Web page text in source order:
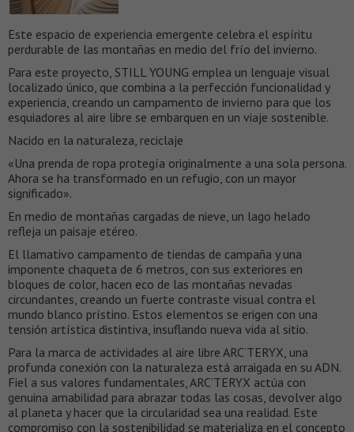
Este espacio de experiencia emergente celebra el espíritu
perdurable de las montañas en medio del frío del invierno.
Para este proyecto, STILL YOUNG emplea un lenguaje visual
localizado único, que combina a la perfección funcionalidad y
experiencia, creando un campamento de invierno para que los
esquiadores al aire libre se embarquen en un viaje sostenible.
Nacido en la naturaleza, reciclaje
«Una prenda de ropa protegía originalmente a una sola persona.
Ahora se ha transformado en un refugio, con un mayor
significado».
En medio de montañas cargadas de nieve, un lago helado
refleja un paisaje etéreo.
El llamativo campamento de tiendas de campaña y una
imponente chaqueta de 6 metros, con sus exteriores en
bloques de color, hacen eco de las montañas nevadas
circundantes, creando un fuerte contraste visual contra el
mundo blanco prístino. Estos elementos se erigen con una
tensión artística distintiva, insuflando nueva vida al sitio.
Para la marca de actividades al aire libre ARC’TERYX, una
profunda conexión con la naturaleza está arraigada en su ADN.
Fiel a sus valores fundamentales, ARC’TERYX actúa con
genuina amabilidad para abrazar todas las cosas, devolver algo
al planeta y hacer que la circularidad sea una realidad. Este
compromiso con la sostenibilidad se materializa en el concepto